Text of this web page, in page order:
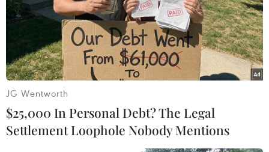
hơn 20% dân số toàn cầu. Riêng tại các nước
EU, đến nay mới chỉ có khoảng hơn 10 triệu
người được tiêm đủ hai mũi, tương đương với
2,3% dân số khu vực này./.
JG Wentworth
$25,000 In Personal Debt? The Legal
Settlement Loophole Nobody Mentions